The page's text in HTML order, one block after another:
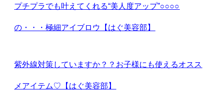
プチプラでも叶えてくれる“美人度アップ”○○○○
の・・・極細アイブロウ【はぐ美容部】
紫外線対策していますか？？お子様にも使えるオスス
メアイテム♡【はぐ美容部】